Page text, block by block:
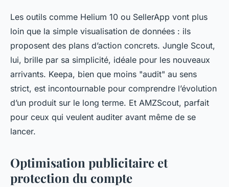
Les outils comme Helium 10 ou SellerApp vont plus
loin que la simple visualisation de données : ils
proposent des plans d’action concrets. Jungle Scout,
lui, brille par sa simplicité, idéale pour les nouveaux
arrivants. Keepa, bien que moins "audit" au sens
strict, est incontournable pour comprendre l’évolution
d’un produit sur le long terme. Et AMZScout, parfait
pour ceux qui veulent auditer avant même de se
lancer.
Optimisation publicitaire et
protection du compte